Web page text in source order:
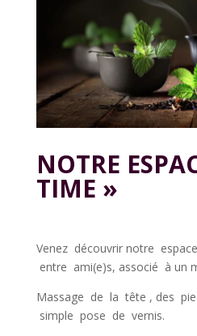
NOTRE
TIME »
Venez découvrir notre
entre ami(e)s, associé à un
Massage de la tête , des
simple pose de vernis.